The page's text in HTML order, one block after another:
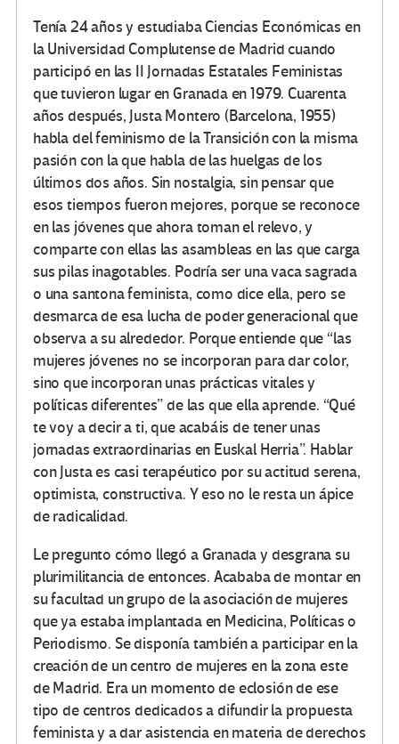
Tenía 24 años y estudiaba Ciencias Económicas en
la Universidad Complutense de Madrid cuando
participó en las II Jornadas Estatales Feministas
que tuvieron lugar en Granada en 1979. Cuarenta
años después, Justa Montero (Barcelona, 1955)
habla del feminismo de la Transición con la misma
pasión con la que habla de las huelgas de los
últimos dos años. Sin nostalgia, sin pensar que
esos tiempos fueron mejores, porque se reconoce
en las jóvenes que ahora toman el relevo, y
comparte con ellas las asambleas en las que carga
sus pilas inagotables. Podría ser una vaca sagrada
o una santona feminista, como dice ella, pero se
desmarca de esa lucha de poder generacional que
observa a su alrededor. Porque entiende que “las
mujeres jóvenes no se incorporan para dar color,
sino que incorporan unas prácticas vitales y
políticas diferentes” de las que ella aprende. “Qué
te voy a decir a ti, que acabáis de tener unas
jornadas extraordinarias en Euskal Herria”. Hablar
con Justa es casi terapéutico por su actitud serena,
optimista, constructiva. Y eso no le resta un ápice
de radicalidad.
Le pregunto cómo llegó a Granada y desgrana su
plurimilitancia de entonces. Acababa de montar en
su facultad un grupo de la asociación de mujeres
que ya estaba implantada en Medicina, Políticas o
Periodismo. Se disponía también a participar en la
creación de un centro de mujeres en la zona este
de Madrid. Era un momento de eclosión de ese
tipo de centros dedicados a difundir la propuesta
feminista y a dar asistencia en materia de derechos